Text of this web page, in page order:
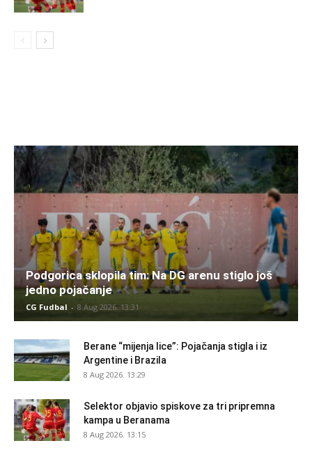
Podgorica sklopila tim: Na DG arenu stiglo još
jedno pojačanje
CG Fudbal - 8 Aug 2026. 13:31
Berane “mijenja lice”: Pojačanja stigla i iz
Argentine i Brazila
8 Aug 2026. 13:29
Selektor objavio spiskove za tri pripremna
kampa u Beranama
8 Aug 2026. 13:15